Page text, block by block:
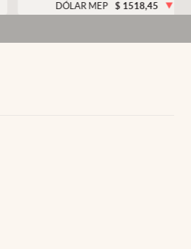
USA
DÓLAR MEP $ 1518,45 -0.05%